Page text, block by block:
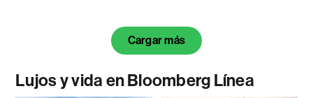
Cargar más
Lujos y vida en Bloomberg Línea